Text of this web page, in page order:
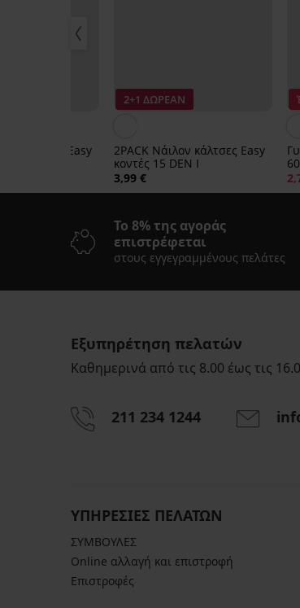
κάλτσες Easy
2+1 ΔΩΡΕΑΝ
2PACK Νάιλον κάλτσες Easy
κοντές 15 DEN Ι
3,99 €
Το 8% της αγοράς
επιστρέφεται
στους εγγεγραμμένους πελάτες
Εξυπηρέτηση πελατών
Καθημερινά από τις 8.00 έως τις
211 234 1244
ΥΠΗΡΕΣΙΕΣ ΠΕΛΑΤΩΝ
ΣΥΜΒΟΥΛΕΣ
Online αλλαγή και επιστροφή
Επιστροφές